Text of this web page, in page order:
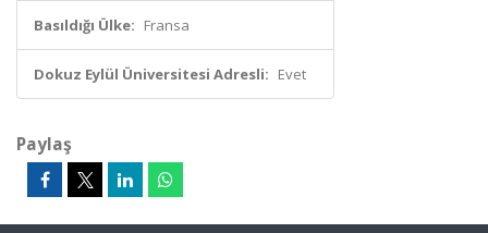
Basıldığı Ülke: Fransa
Dokuz Eylül Üniversitesi Adresli: Evet
Paylaş